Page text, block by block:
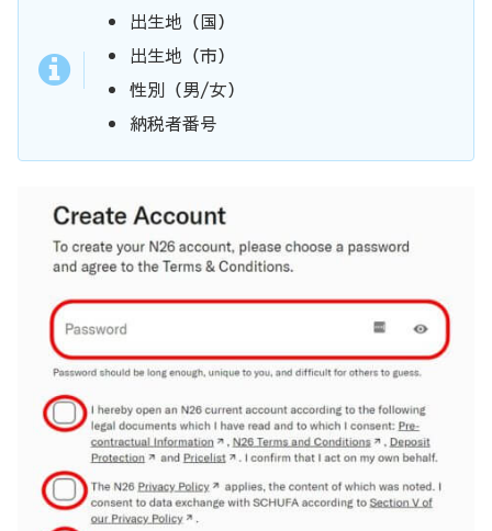
出生地（国）
出生地（市）
性別（男/女）
納税者番号